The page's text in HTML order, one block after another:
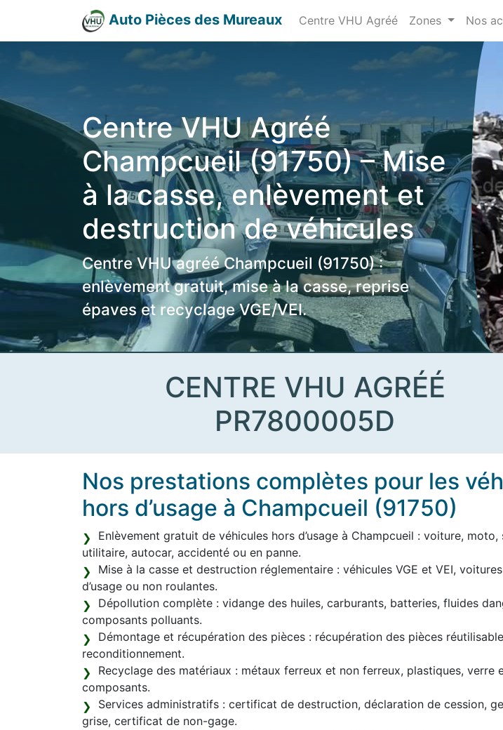
Auto Pièces des Mureaux Centre VHU Agréé Zones Nos
Centre VHU Agréé
Champcueil (91750) – Mise
à la casse, enlèvement et
destruction de véhicules
Centre VHU agréé Champcueil (91750) :
enlèvement gratuit, mise à la casse, reprise
épaves et recyclage VGE/VEI.
CENTRE VHU AGRÉÉ
PR7800005D
Nos prestations complètes pour les
hors d’usage à Champcueil (91750)
Enlèvement gratuit de véhicules hors d’usage à Champcueil : voiture, moto,
utilitaire, autocar, accidenté ou en panne.
Mise à la casse et destruction réglementaire : véhicules VGE et VEI,
d’usage ou non roulantes.
Dépollution complète : vidange des huiles, carburants, batteries, fluides
composants polluants.
Démontage et récupération des pièces : récupération des pièces
reconditionnement.
Recyclage des matériaux : métaux ferreux et non ferreux, plastiques, verre
composants.
Services administratifs : certificat de destruction, déclaration de cession,
grise, certificat de non-gage.